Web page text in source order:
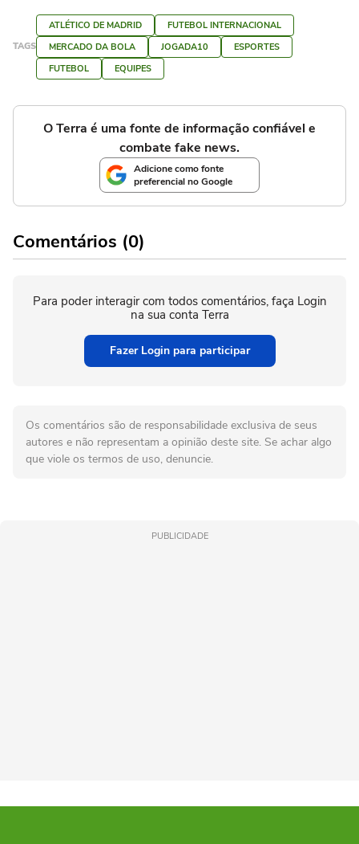
TAGS
ATLÉTICO DE MADRID
FUTEBOL INTERNACIONAL
MERCADO DA BOLA
JOGADA10
ESPORTES
FUTEBOL
EQUIPES
O Terra é uma fonte de informação confiável e
combate fake news.
Adicione como fonte
preferencial no Google
Comentários (0)
Para poder interagir com todos comentários, faça Login
na sua conta Terra
Fazer Login para participar
Os comentários são de responsabilidade exclusiva de seus
autores e não representam a opinião deste site. Se achar algo
que viole os termos de uso, denuncie.
PUBLICIDADE